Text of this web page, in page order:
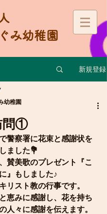
み幼稚園
新規登録
問①
幼稚園
警察署に花束と感謝状を
ました💐
賛美歌のプレゼント『こ
』もしました♪
リスト教の行事です。
恵みに感謝し、花を持ち
人々に感謝を伝えます。